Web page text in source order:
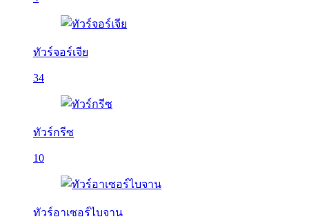
ทัวร์จอร์เจีย
34
ทัวร์กรีซ
10
ทัวร์อาเซอร์ไบจาน